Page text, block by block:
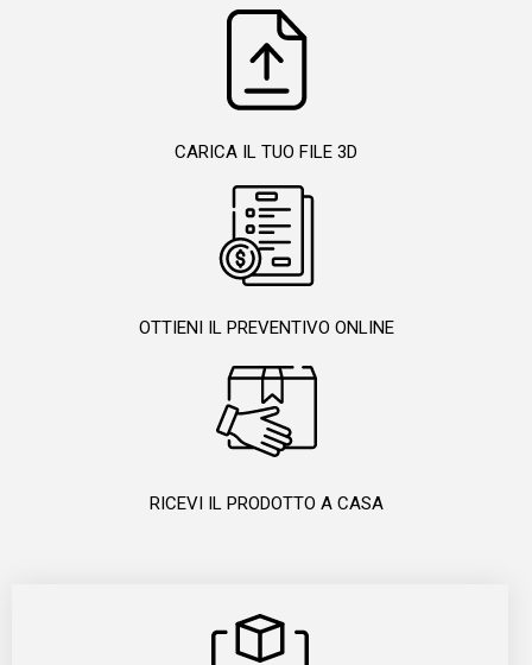
CARICA IL TUO FILE 3D
OTTIENI IL PREVENTIVO ONLINE
RICEVI IL PRODOTTO A CASA